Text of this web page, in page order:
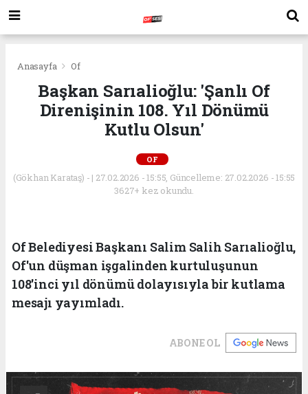
Anasayfa Of
Başkan Sarıalioğlu: 'Şanlı Of
Direnişinin 108. Yıl Dönümü
Kutlu Olsun'
OF
(Gökhan Karataş) - | 27.02.2026 - 15:55, Güncelleme: 27.02.2026 - 15:55
3627+ kez okundu.
Of Belediyesi Başkanı Salim Salih Sarıalioğlu,
Of'un düşman işgalinden kurtuluşunun
108'inci yıl dönümü dolayısıyla bir kutlama
mesajı yayımladı.
ABONE OL